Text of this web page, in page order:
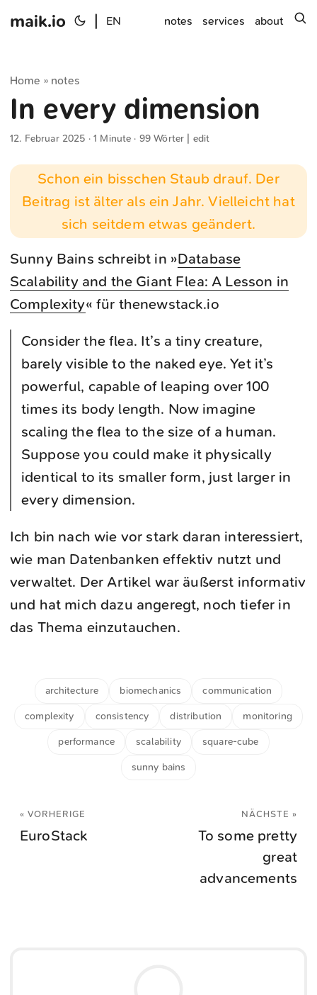
maik.io EN notes services about
Home » notes
In every dimension
12. Februar 2025 · 1 Minute · 99 Wörter | edit
Schon ein bisschen Staub drauf. Der
Beitrag ist älter als ein Jahr. Vielleicht hat
sich seitdem etwas geändert.
Sunny Bains schreibt in »Database
Scalability and the Giant Flea: A Lesson in
Complexity« für thenewstack.io
Consider the flea. It’s a tiny creature,
barely visible to the naked eye. Yet it’s
powerful, capable of leaping over 100
times its body length. Now imagine
scaling the flea to the size of a human.
Suppose you could make it physically
identical to its smaller form, just larger in
every dimension.
Ich bin nach wie vor stark daran interessiert,
wie man Datenbanken effektiv nutzt und
verwaltet. Der Artikel war äußerst informativ
und hat mich dazu angeregt, noch tiefer in
das Thema einzutauchen.
architecture biomechanics communication
complexity consistency distribution monitoring
performance scalability square-cube
sunny bains
« VORHERIGE
EuroStack
NÄCHSTE »
To some pretty
great
advancements